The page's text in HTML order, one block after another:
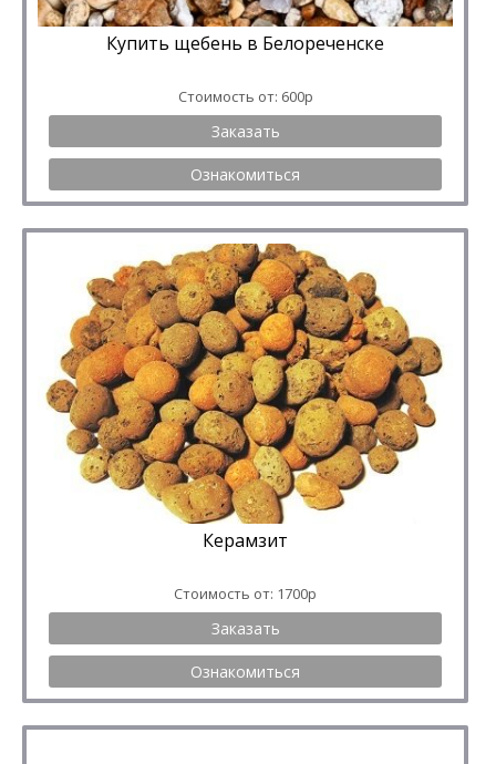
Купить щебень в Белореченске
Стоимость от: 600р
Заказать
Ознакомиться
Керамзит
Стоимость от: 1700р
Заказать
Ознакомиться